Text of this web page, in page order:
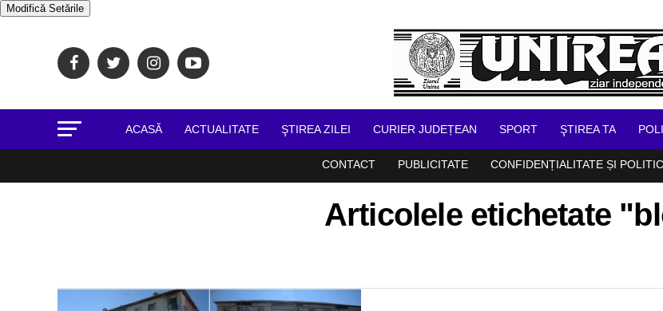
Modifică Setările
ACASĂ ACTUALITATE ŞTIREA ZILEI CURIER JUDEȚEAN SPORT ŞTIREA TA
CONTACT PUBLICITATE CONFIDENȚIALITATE ȘI
Articolele etichetate